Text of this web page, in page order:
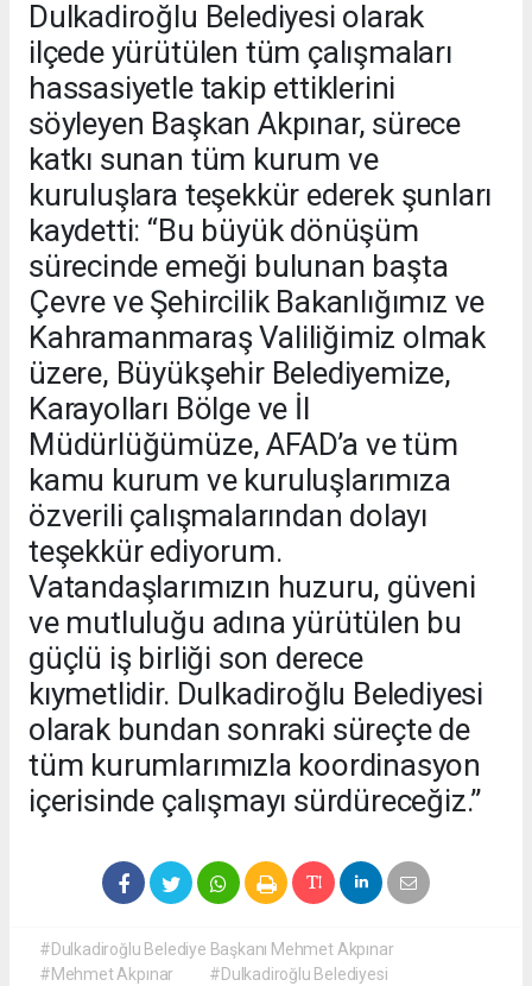
Dulkadiroğlu Belediyesi olarak
ilçede yürütülen tüm çalışmaları
hassasiyetle takip ettiklerini
söyleyen Başkan Akpınar, sürece
katkı sunan tüm kurum ve
kuruluşlara teşekkür ederek şunları
kaydetti: “Bu büyük dönüşüm
sürecinde emeği bulunan başta
Çevre ve Şehircilik Bakanlığımız ve
Kahramanmaraş Valiliğimiz olmak
üzere, Büyükşehir Belediyemize,
Karayolları Bölge ve İl
Müdürlüğümüze, AFAD’a ve tüm
kamu kurum ve kuruluşlarımıza
özverili çalışmalarından dolayı
teşekkür ediyorum.
Vatandaşlarımızın huzuru, güveni
ve mutluluğu adına yürütülen bu
güçlü iş birliği son derece
kıymetlidir. Dulkadiroğlu Belediyesi
olarak bundan sonraki süreçte de
tüm kurumlarımızla koordinasyon
içerisinde çalışmayı sürdüreceğiz.”
#Dulkadiroğlu Belediye Başkanı Mehmet Akpınar
#Mehmet Akpınar
#Dulkadiroğlu Belediyesi